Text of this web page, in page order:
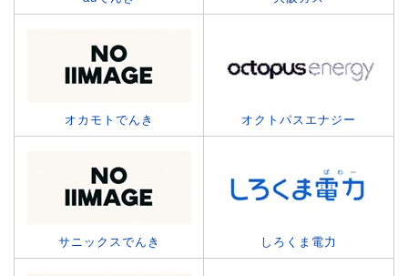
オカモトでんき オクトパスエナジー
サニックスでんき しろくま電力